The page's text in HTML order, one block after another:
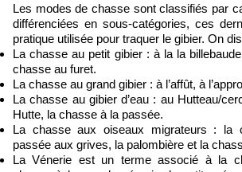
Les modes de chasse sont classifiés par catégorie de gibier, et
différenciées en sous-catégories, ces
pratique utilisée pour traquer le gibier. On
La chasse au petit gibier : à la la
chasse au furet.
La chasse au grand gibier : à l’affût, à
La chasse au gibier d’eau : au Hutteau/
Hutte, la chasse à la passée.
La chasse aux oiseaux migrateurs : la
passée aux grives, la palombière et la
La Vénerie est un terme associé à la